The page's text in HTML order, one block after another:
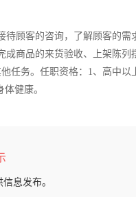
待顾客的咨询，了解顾客的
成商品的来货验收、上架陈
任务。任职资格：1、高中以
健康。
息发布。